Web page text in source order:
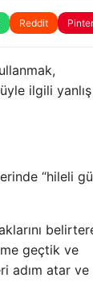
Reddit
ilgili yanlış
“hileli
geçtik ve
adım atar ve